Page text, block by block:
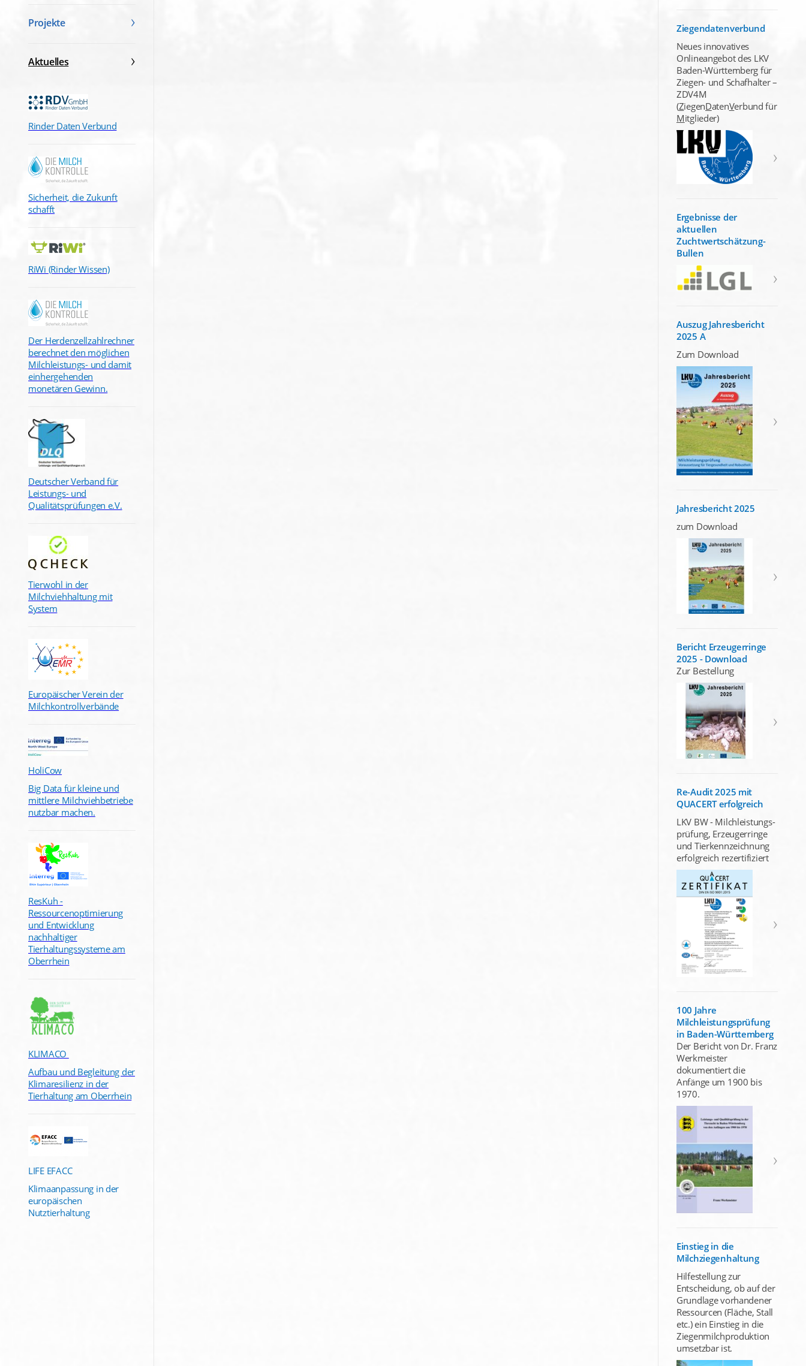
Projekte
Aktuelles
Rinder Daten Verbund
Sicherheit, die Zukunft
schafft
RiWi (Rinder Wissen)
Der Herdenzellzahlrechner
berechnet den möglichen
Milchleistungs- und damit
einhergehenden
monetären Gewinn.
Deutscher Verband für
Leistungs- und
Qualitätsprüfungen e.V.
Tierwohl in der
Milchviehhaltung mit
System
Europäischer Verein der
Milchkontrollverbände
HoliCow
Big Data für kleine und
mittlere Milchviehbetriebe
nutzbar machen.
ResKuh -
Ressourcenoptimierung
und Entwicklung
nachhaltiger
Tierhaltungssysteme am
Oberrhein
KLIMACO
Aufbau und Begleitung der
Klimaresilienz in der
Tierhaltung am Oberrhein
LIFE EFACC
Klimaanpassung in der
europäischen
Nutztierhaltung
Ziegendatenverbund
Neues innovatives
Onlineangebot des LKV
Baden-Württemberg für
Ziegen- und Schafhalter –
ZDV4M
(ZiegenDatenVerbund für
Mitglieder)
Ergebnisse der
aktuellen
Zuchtwertschätzung-
Bullen
Auszug Jahresbericht
2025 A
Zum Download
Jahresbericht 2025
zum Download
Bericht Erzeugerringe
2025 - Download
Zur Bestellung
Re-Audit 2025 mit
QUACERT erfolgreich
LKV BW - Milchleistungs-
prüfung, Erzeugerringe
und Tierkennzeichnung
erfolgreich rezertifiziert
100 Jahre
Milchleistungsprüfung
in Baden-Württemberg
Der Bericht von Dr. Franz
Werkmeister
dokumentiert die
Anfänge um 1900 bis
1970.
Einstieg in die
Milchziegenhaltung
Hilfestellung zur
Entscheidung, ob auf der
Grundlage vorhandener
Ressourcen (Fläche, Stall
etc.) ein Einstieg in die
Ziegenmilchproduktion
umsetzbar ist.